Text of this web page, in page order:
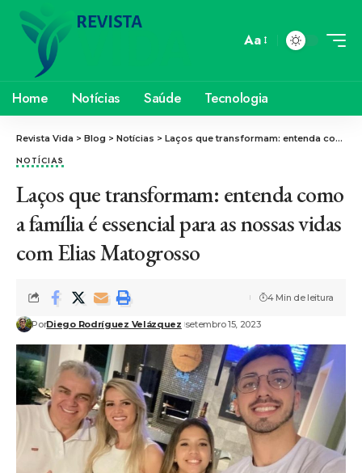
Aa
Home Notícias Saúde Tecnologia
Revista Vida > Blog > Notícias > Laços que transformam: entenda como a família é essencial para as nossas vidas com Elias Matogrosso
NOTÍCIAS
Laços que transformam: entenda como
a família é essencial para as nossas vidas
com Elias Matogrosso
PorDiego Rodríguez Velázquez setembro 15, 2023
4 Min de leitura